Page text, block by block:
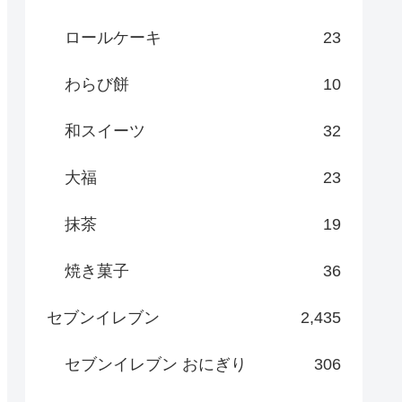
ロールケーキ 23
わらび餅 10
和スイーツ 32
大福 23
抹茶 19
焼き菓子 36
セブンイレブン 2,435
セブンイレブン おにぎり 306